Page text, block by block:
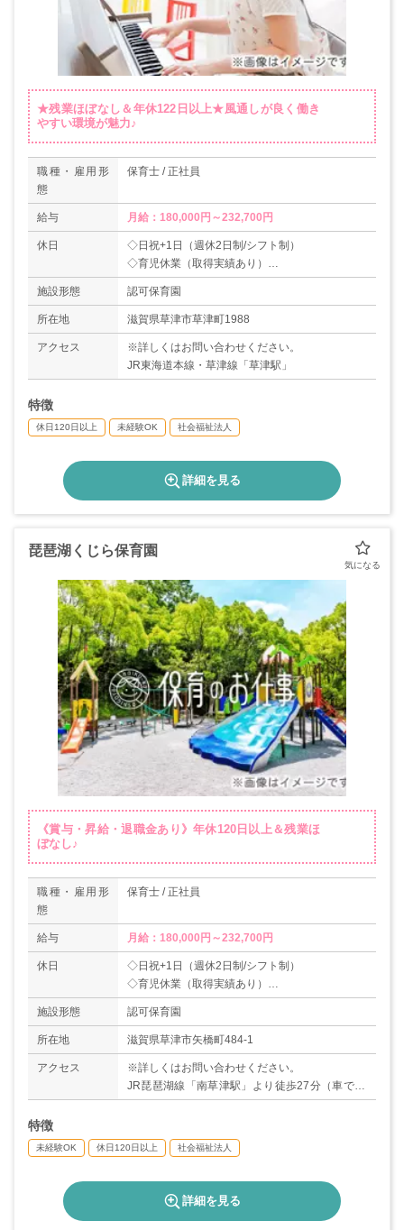
★残業ほぼなし＆年休122日以上★風通しが良く働き
やすい環境が魅力♪
職種・雇用形
態
保育士 / 正社員
給与 月給：180,000円～232,700円
休日
◇日祝+1日（週休2日制/シフト制）
◇育児休業（取得実績あり）
◇GW
◇年末年始
◇有給休暇
＊年間休日122日以上
施設形態 認可保育園
所在地 滋賀県草津市草津町1988
アクセス
※詳しくはお問い合わせください。
JR東海道本線・草津線「草津駅」
特徴
休日120日以上 未経験OK 社会福祉法人
詳細を見る
琵琶湖くじら保育園
《賞与・昇給・退職金あり》年休120日以上＆残業ほ
ぼなし♪
職種・雇用形
態
保育士 / 正社員
給与 月給：180,000円～232,700円
休日
◇日祝+1日（週休2日制/シフト制）
◇育児休業（取得実績あり）
◇GW
◇年末年始
◇有給休暇
＊年間休日120日以上
施設形態 認可保育園
所在地 滋賀県草津市矢橋町484-1
アクセス
※詳しくはお問い合わせください。
JR琵琶湖線「南草津駅」より徒歩27分（車で10
分）
特徴
未経験OK 休日120日以上 社会福祉法人
詳細を見る